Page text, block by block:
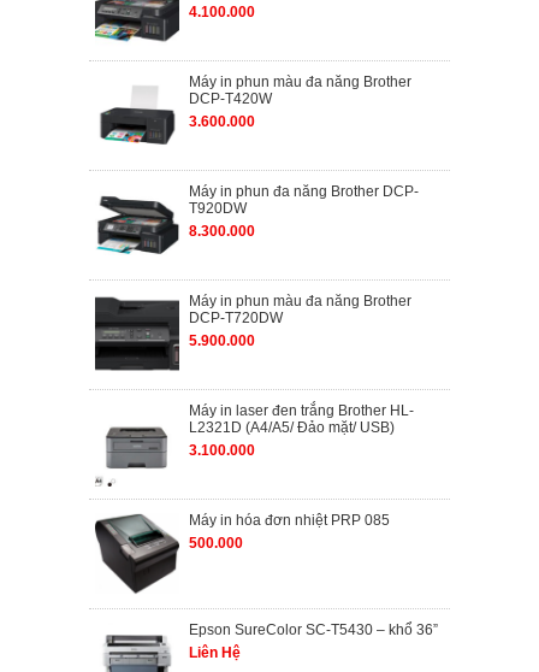
4.100.000
Máy in phun màu đa năng Brother
DCP-T420W
3.600.000
Máy in phun đa năng Brother DCP-
T920DW
8.300.000
Máy in phun màu đa năng Brother
DCP-T720DW
5.900.000
Máy in laser đen trắng Brother HL-
L2321D (A4/A5/ Đảo mặt/ USB)
3.100.000
Máy in hóa đơn nhiệt PRP 085
500.000
Epson SureColor SC-T5430 – khổ 36”
Liên Hệ